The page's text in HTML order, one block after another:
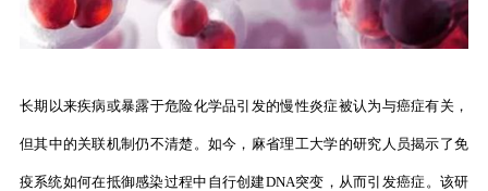
长期以来疾病或暴露于危险化学品引发的慢性炎症被认为与癌症有关，
但其中的关联机制仍不清楚。如今，麻省理工大学的研究人员揭示了免
疫系统如何在抵御感染过程中自行创建DNA突变，从而引发癌症。该研